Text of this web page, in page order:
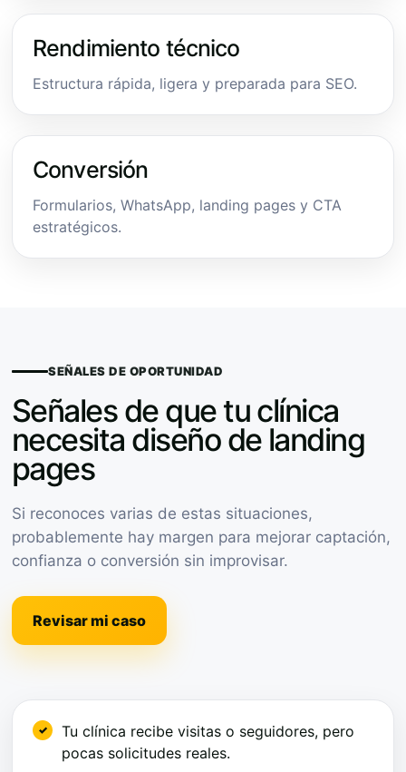
Rendimiento técnico
Estructura rápida, ligera y preparada para SEO.
Conversión
Formularios, WhatsApp, landing pages y CTA
estratégicos.
SEÑALES DE OPORTUNIDAD
Señales de que tu clínica
necesita diseño de landing
pages
Si reconoces varias de estas situaciones,
probablemente hay margen para mejorar captación,
confianza o conversión sin improvisar.
Revisar mi caso
Tu clínica recibe visitas o seguidores, pero
pocas solicitudes reales.